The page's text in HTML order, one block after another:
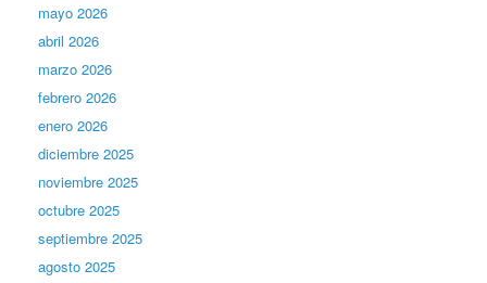
mayo 2026
abril 2026
marzo 2026
febrero 2026
enero 2026
diciembre 2025
noviembre 2025
octubre 2025
septiembre 2025
agosto 2025